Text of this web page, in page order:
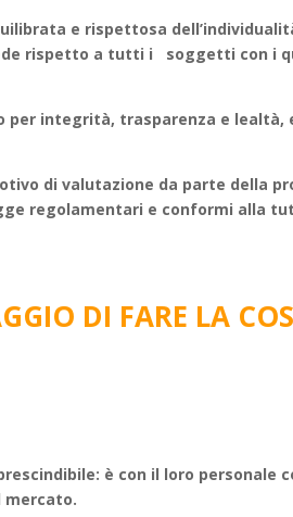
e rispettosa
rispetto a tutti i soggetti con i
integrità, trasparenza e
di valutazione da parte della
regolamentari e conformi alla
DI FARE LA
è con il loro personale
mercato.